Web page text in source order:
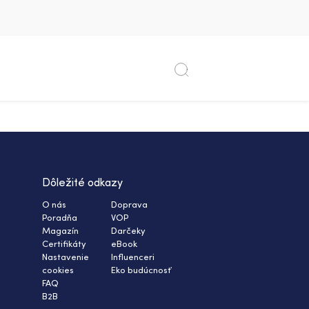
Dôležité odkazy
O nás
Poradňa
Magazín
Certifikáty
Nastavenie
cookies
FAQ
B2B
Doprava
VOP
Darčeky
eBook
Influenceri
Eko budúcnosť